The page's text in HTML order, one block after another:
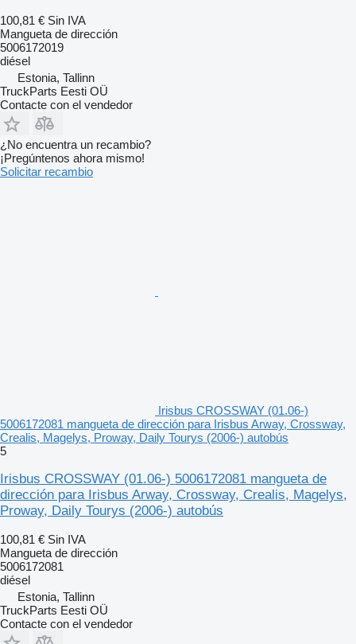
100,81 € Sin IVA
Mangueta de dirección
5006172019
diésel
Estonia, Tallinn
TruckParts Eesti OÜ
Contacte con el vendedor
¿No encuentra un recambio?
¡Pregúntenos ahora mismo!
Solicitar recambio
Irisbus CROSSWAY (01.06-)
5006172081 mangueta de dirección para Irisbus Arway, Crossway,
Crealis, Magelys, Proway, Daily Tourys (2006-) autobús
5
Irisbus CROSSWAY (01.06-) 5006172081 mangueta de
dirección para Irisbus Arway, Crossway, Crealis, Magelys,
Proway, Daily Tourys (2006-) autobús
100,81 € Sin IVA
Mangueta de dirección
5006172081
diésel
Estonia, Tallinn
TruckParts Eesti OÜ
Contacte con el vendedor